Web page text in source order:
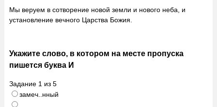
Мы веруем в сотворение новой земли и нового неба, и
установление вечного Царства Божия.
Укажите слово, в котором на месте пропуска
пишется буква И
Задание 1 из 5
замеч..нный